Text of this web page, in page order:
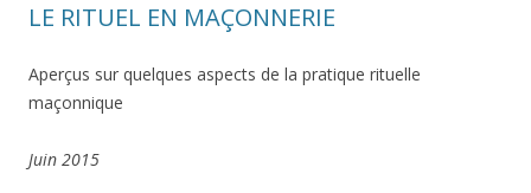
LE RITUEL EN MAÇONNERIE
Aperçus sur quelques aspects de la pratique rituelle
maçonnique
Juin 2015